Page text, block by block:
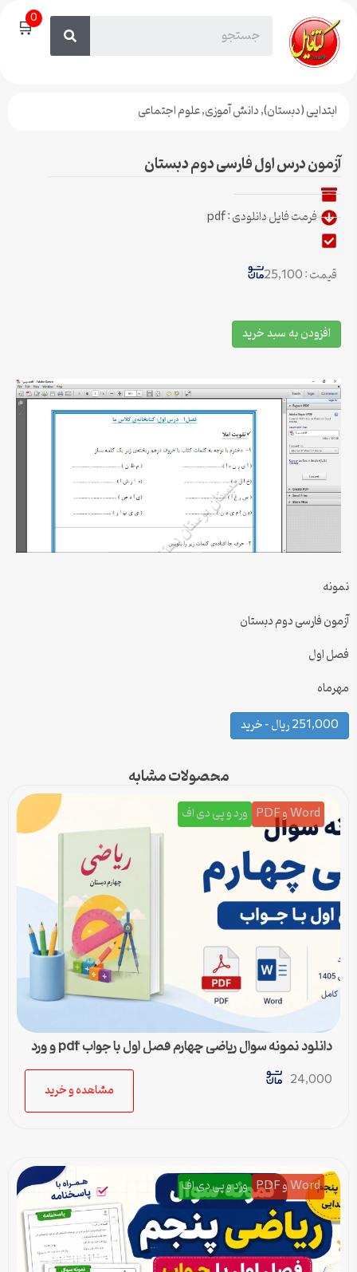
🛒0
ابتدایی (دبستان),دانش آموزی,علوم اجتماعی
آزمون درس اول فارسی دوم دبستان
فرمت فایل دانلودی : pdf
قیمت : 25,100
افزودن به سبد خرید
نمونه
آزمون فارسی دوم دبستان
فصل اول
مهرماه
251,000 ریال – خرید
محصولات مشابه
Word و PDF ورد و پی دی اف
دانلود نمونه سوال ریاضی چهارم فصل اول با جواب pdf و ورد
24,000
مشاهده و خرید
Word و PDF ورد و پی دی اف